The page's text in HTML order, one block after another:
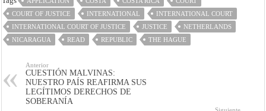
COURT OF JUSTICE
INTERNATIONAL
INTERNATIONAL COURT
INTERNATIONAL COURT OF JUSTICE
JUSTICE
NETHERLANDS
NICARAGUA
READ REPUBLIC THE HAGUE
Anterior
CUESTIÓN MALVINAS:
NUESTRO PAÍS REAFIRMA SUS
LEGÍTIMOS DERECHOS DE
SOBERANÍA